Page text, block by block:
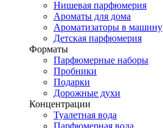
Нишевая парфюмерия
Ароматы для дома
Ароматизаторы в машину
Детская парфюмерия
Форматы
Парфюмерные наборы
Пробники
Подарки
Дорожные духи
Концентрации
Туалетная вода
Парфюмерная вода